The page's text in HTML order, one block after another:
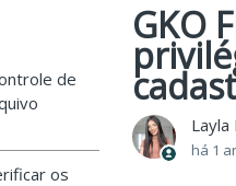
de
os
GKO
Layla
há 1